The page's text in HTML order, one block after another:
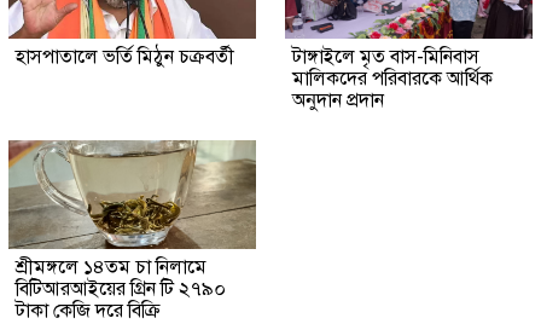
হাসপাতালে ভর্তি মিঠুন চক্রবর্তী
টাঙ্গাইলে মৃত বাস-মিনিবাস
মালিকদের পরিবারকে আর্থিক
অনুদান প্রদান
শ্রীমঙ্গলে ১৪তম চা নিলামে
বিটিআরআইয়ের গ্রিন টি ২৭৯০
টাকা কেজি দরে বিক্রি